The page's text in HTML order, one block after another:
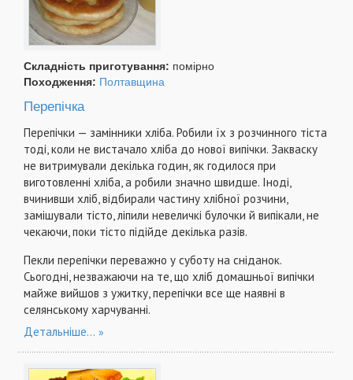
Складність приготування: помірно
Походження: Полтавщина
Перепічка
Перепічки — замінники хліба. Робили їх з розчинного тіста
тоді, коли не вистачало хліба до нової випічки. Закваску
не витримували декілька годин, як годилося при
виготовленні хліба, а робили значно швидше. Іноді,
вчинивши хліб, відбирали частину хлібної розчини,
замішували тісто, ліпили невеличкі булочки й випікали, не
чекаючи, поки тісто підійде декілька разів.
Пекли перепічки переважно у суботу на сніданок.
Сьогодні, незважаючи на те, що хліб домашньої випічки
майже вийшов з ужитку, перепічки все ще наявні в
селянському харчуванні.
Детальніше...